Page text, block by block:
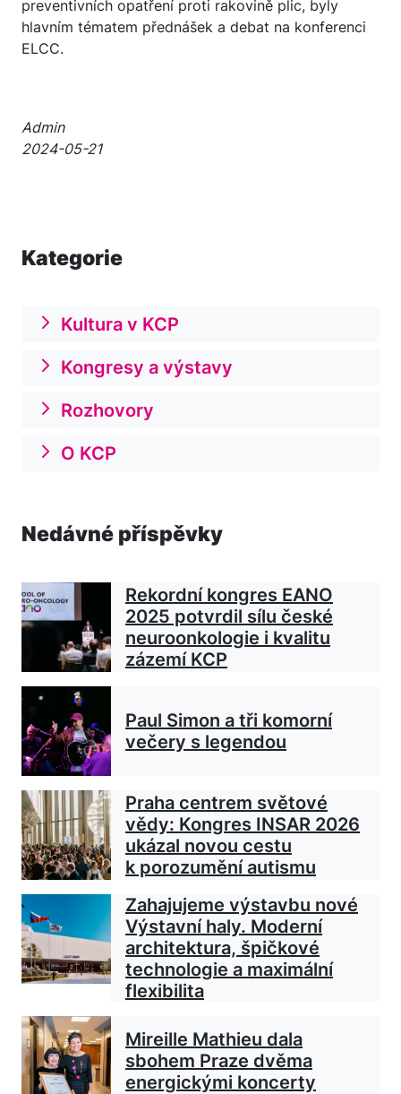
preventivních opatření proti rakovině plic, byly
hlavním tématem přednášek a debat na konferenci
ELCC.
Admin
2024-05-21
Kategorie
Kultura v KCP
Kongresy a výstavy
Rozhovory
O KCP
Nedávné příspěvky
Rekordní kongres EANO
2025 potvrdil sílu české
neuroonkologie i kvalitu
zázemí KCP
Paul Simon a tři komorní
večery s legendou
Praha centrem světové
vědy: Kongres INSAR 2026
ukázal novou cestu
k porozumění autismu
Zahajujeme výstavbu nové
Výstavní haly. Moderní
architektura, špičkové
technologie a maximální
flexibilita
Mireille Mathieu dala
sbohem Praze dvěma
energickými koncerty